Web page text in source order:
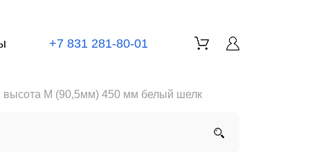
+7 831 281-80-01
высота М (90,5мм) 450 мм белый шелк